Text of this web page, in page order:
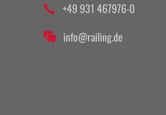
+49 931 467976-0
info@railing.de